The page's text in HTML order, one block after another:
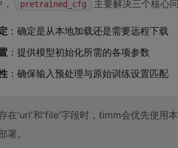
pretrained_cfg 主要解决三个核心
：确定是从本地加载还是需要远程下载
：提供模型初始化所需的各项参数
：确保输入预处理与原始训练设置匹配
在'url'和'file'字段时，timm会优先使用
署。